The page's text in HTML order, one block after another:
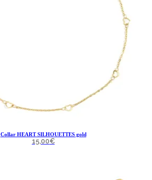
Collar HEART SILHOUETTES gold
15,00€